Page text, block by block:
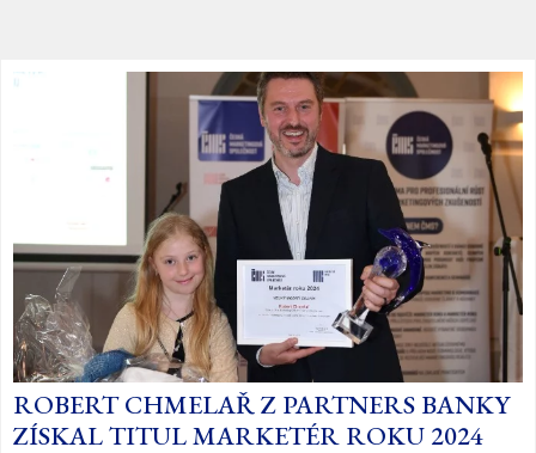
ROBERT CHMELAŘ Z PARTNERS BANKY
ZÍSKAL TITUL MARKETÉR ROKU 2024